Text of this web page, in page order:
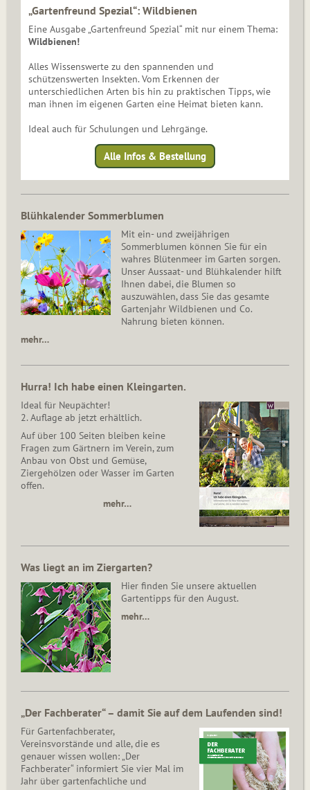
„Gartenfreund Spezial“: Wildbienen
Eine Ausgabe „Gartenfreund Spezial“ mit nur einem Thema:
Wildbienen!
Alles Wissenswerte zu den spannenden und
schützenswerten Insekten. Vom Erkennen der
unterschiedlichen Arten bis hin zu praktischen Tipps, wie
man ihnen im eigenen Garten eine Heimat bieten kann.
Ideal auch für Schulungen und Lehrgänge.
Alle Infos & Bestellung
Blühkalender Sommerblumen
Mit ein- und zweijährigen
Sommerblumen können Sie für ein
wahres Blütenmeer im Garten sorgen.
Unser Aussaat- und Blühkalender hilft
Ihnen dabei, die Blumen so
auszuwählen, dass Sie das gesamte
Gartenjahr Wildbienen und Co.
Nahrung bieten können.
mehr…
Hurra! Ich habe einen Kleingarten.
Ideal für Neupächter!
2. Auflage ab jetzt erhältlich.
Auf über 100 Seiten bleiben keine
Fragen zum Gärtnern im Verein, zum
Anbau von Obst und Gemüse,
Ziergehölzen oder Wasser im Garten
offen.
mehr…
Was liegt an im Ziergarten?
Hier finden Sie unsere aktuellen
Gartentipps für den August.
mehr…
„Der Fachberater“ – damit Sie auf dem Laufenden sind!
Für Gartenfachberater,
Vereinsvorstände und alle, die es
genauer wissen wollen: „Der
Fachberater“ informiert Sie vier Mal im
Jahr über gartenfachliche und